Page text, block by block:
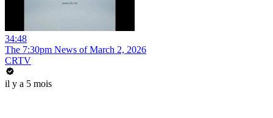
34:48
The 7:30pm News of March 2, 2026
CRTV
il y a 5 mois